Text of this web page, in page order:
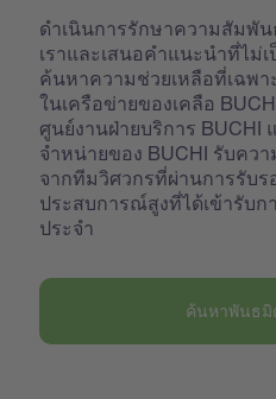
ดำเนินการรักษาความสัมพั
เราและเสนอคำแนะนำที่ไม่
ค้นหาความช่วยเหลือที่เฉพา
ในเครือข่ายของเคลือ
ศูนย์งานฝ่ายบริการ BUCHI
จำหน่ายของ BUCHI รับคว
จากทีมวิศวกรที่ผ่านการรับ
ประสบการณ์สูงที่ได้เข้ารับก
ประจำ
ค้นหาพันธ